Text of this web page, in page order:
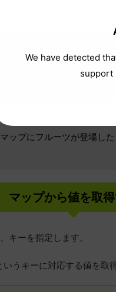
ップにフルーツが登場し
マップから値を取
キーを指定します。
うキーに対応する値を取
We have detected
support